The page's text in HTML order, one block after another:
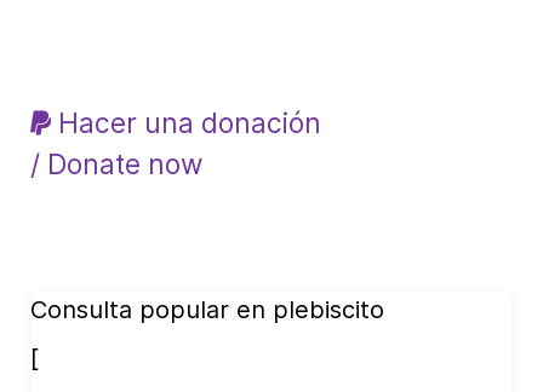
Hacer una donación
/ Donate now
Consulta popular en plebiscito
[